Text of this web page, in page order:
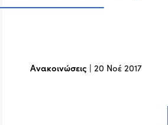
Ανακοινώσεις |20 Νοέ 2017